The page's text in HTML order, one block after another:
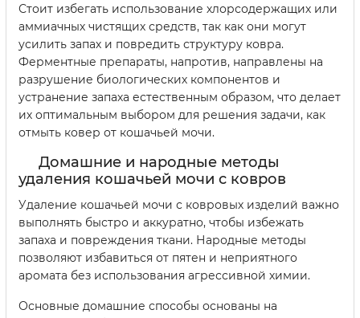
Стоит избегать использование хлорсодержащих или
аммиачных чистящих средств, так как они могут
усилить запах и повредить структуру ковра.
Ферментные препараты, напротив, направлены на
разрушение биологических компонентов и
устранение запаха естественным образом, что делает
их оптимальным выбором для решения задачи, как
отмыть ковер от кошачьей мочи.
Домашние и народные методы
удаления кошачьей мочи с ковров
Удаление кошачьей мочи с ковровых изделий важно
выполнять быстро и аккуратно, чтобы избежать
запаха и повреждения ткани. Народные методы
позволяют избавиться от пятен и неприятного
аромата без использования агрессивной химии.
Основные домашние способы основаны на